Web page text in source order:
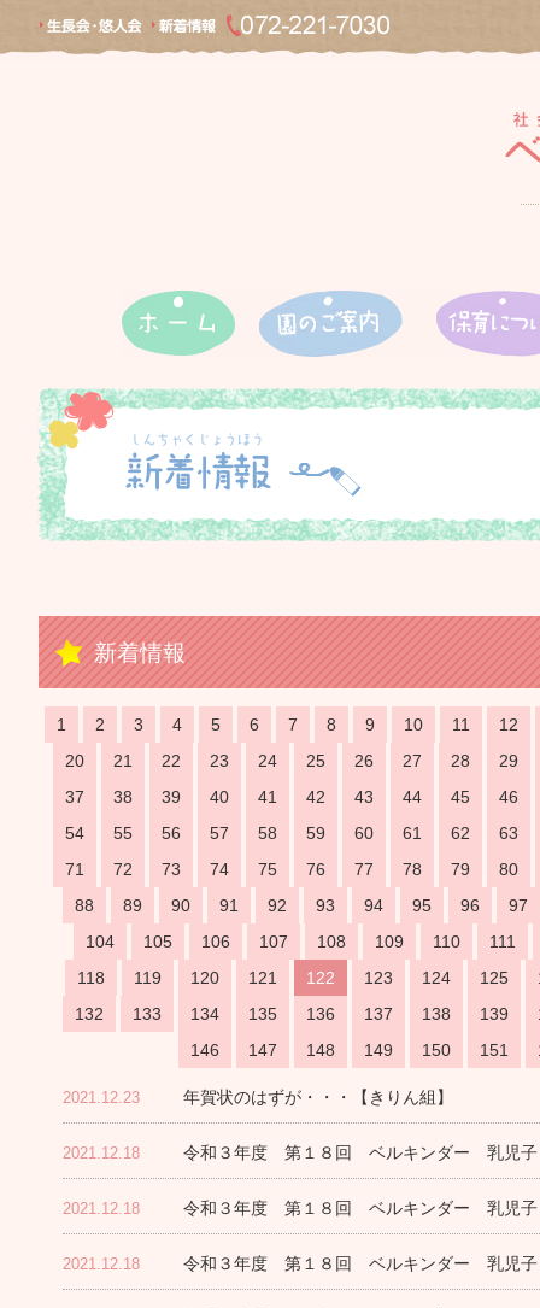
新着情報
1 2 3 4 5 6 7 8 9 10 11
12
20
21 22 23 24 25 26 27 28
29
37
38 39 40 41 42 43 44 45
46
54
55 56 57 58 59 60 61 62
63
71
72 73 74 75 76 77 78 79
80
88
89 90 91 92 93 94 95 96
97
104
105 106 107 108 109 110
111
118
119 120 121 122 123 124 125
132
133 134 135 136 137 138 139
146
147 148 149 150 151
2021.12.23 年賀状のはずが・・・【きりん組】
2021.12.18 令和３年度 第１８回 ベルキンダー 乳児子
2021.12.18 令和３年度 第１８回 ベルキンダー 乳児子
2021.12.18 令和３年度 第１８回 ベルキンダー 乳児子